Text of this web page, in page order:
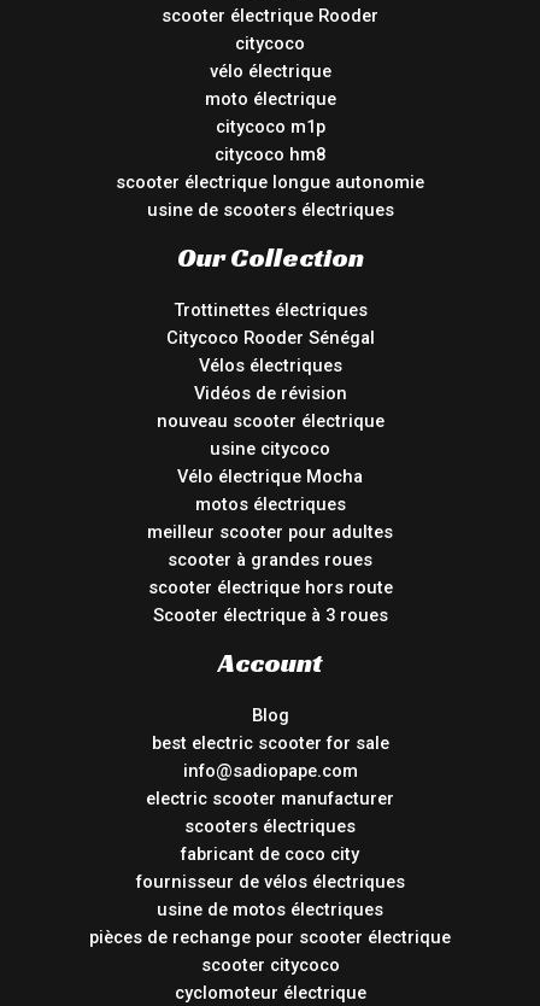
scooter électrique Rooder
citycoco
vélo électrique
moto électrique
citycoco m1p
citycoco hm8
scooter électrique longue autonomie
usine de scooters électriques
Our Collection
Trottinettes électriques
Citycoco Rooder Sénégal
Vélos électriques
Vidéos de révision
nouveau scooter électrique
usine citycoco
Vélo électrique Mocha
motos électriques
meilleur scooter pour adultes
scooter à grandes roues
scooter électrique hors route
Scooter électrique à 3 roues
Account
Blog
best electric scooter for sale
info@sadiopape.com
electric scooter manufacturer
scooters électriques
fabricant de coco city
fournisseur de vélos électriques
usine de motos électriques
pièces de rechange pour scooter électrique
scooter citycoco
cyclomoteur électrique